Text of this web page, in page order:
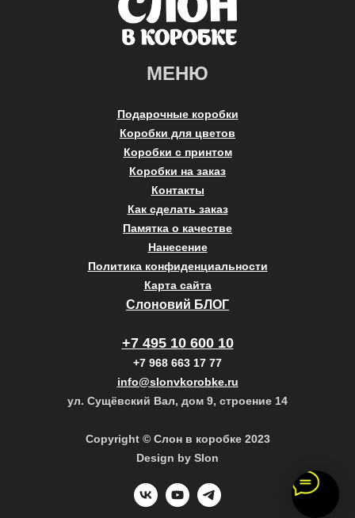
МЕНЮ
Подарочные коробки
Коробки для цветов
Коробки с принтом
Коробки на заказ
Контакты
Как сделать заказ
Памятка о качестве
Нанесение
Политика конфиденциальности
Карта сайта
Слоновий БЛОГ
+7 495 10 600 10
+7 968 663 17 77
info@slonvkorobke.ru
ул. Сущёвский Вал, дом 9, строение 14
Copyright © Слон в коробке 2023
Design by Slon